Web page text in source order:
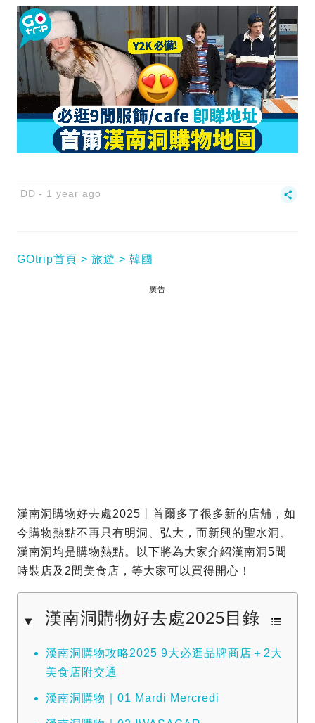
DD 1 year ago
GOtrip首頁 旅遊 韓國
廣告
漢南洞購物好去處2025丨首爾多了很多新的店舖，如
今購物熱點不再只有明洞、弘大，而新興的聖水洞、
漢南洞均是購物熱點。以下將為大家介紹漢南洞5間
時裝店及2間美食店，等大家可以買得開心！
漢南洞購物好去處2025目錄
漢南洞購物攻略2025 9大必逛品牌商店＋2大
美食店附交通
漢南洞購物｜01 Mardi Mercredi